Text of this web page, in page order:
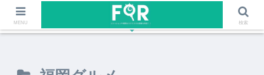
ファッションや福岡のワクワクする情報を発信！！
MENU 検索